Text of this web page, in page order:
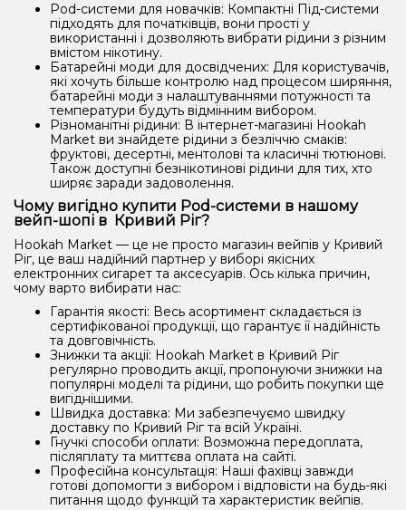
Pod-системи для новачків: Компактні Під-системи
підходять для початківців, вони прості у
використанні і дозволяють вибрати рідини з різним
вмістом нікотину.
Батарейні моди для досвідчених: Для користувачів,
які хочуть більше контролю над процесом ширяння,
батарейні моди з налаштуваннями потужності та
температури будуть відмінним вибором.
Різноманітні рідини: В інтернет-магазині Hookah
Market ви знайдете рідини з безліччю смаків:
фруктові, десертні, ментолові та класичні тютюнові.
Також доступні безнікотинові рідини для тих, хто
ширяє заради задоволення.
Чому вигідно купити Pod-системи в нашому
вейп-шопі в Кривий Ріг?
Hookah Market — це не просто магазин вейпів у Кривий
Ріг, це ваш надійний партнер у виборі якісних
електронних сигарет та аксесуарів. Ось кілька причин,
чому варто вибирати нас:
Гарантія якості: Весь асортимент складається із
сертифікованої продукції, що гарантує її надійність
та довговічність.
Знижки та акції: Hookah Market в Кривий Ріг
регулярно проводить акції, пропонуючи знижки на
популярні моделі та рідини, що робить покупки ще
вигіднішими.
Швидка доставка: Ми забезпечуємо швидку
доставку по Кривий Ріг та всій Україні.
Гнучкі способи оплати: Возможна передоплата,
післяплату та миттєва оплата на сайті.
Професійна консультація: Наші фахівці завжди
готові допомогти з вибором і відповісти на будь-які
питання щодо функцій та характеристик вейпів.